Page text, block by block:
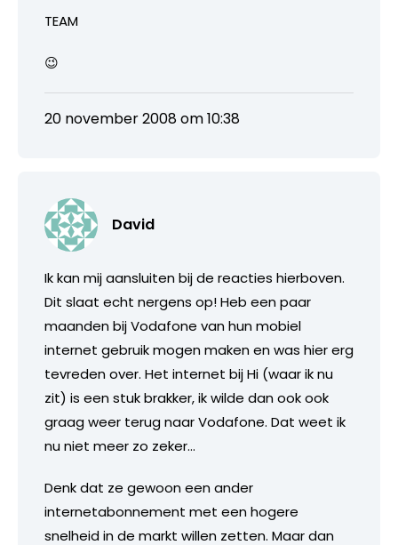
TEAM
😉
20 november 2008 om 10:38
David
Ik kan mij aansluiten bij de reacties hierboven.
Dit slaat echt nergens op! Heb een paar
maanden bij Vodafone van hun mobiel
internet gebruik mogen maken en was hier erg
tevreden over. Het internet bij Hi (waar ik nu
zit) is een stuk brakker, ik wilde dan ook ook
graag weer terug naar Vodafone. Dat weet ik
nu niet meer zo zeker…
Denk dat ze gewoon een ander
internetabonnement met een hogere
snelheid in de markt willen zetten. Maar dan